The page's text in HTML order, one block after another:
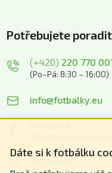
Dáte si k fotbálku
Potřebujete
(+420) 220 770
(Po–Pá: 8:30 – 16:00)
info@fotbalky.eu